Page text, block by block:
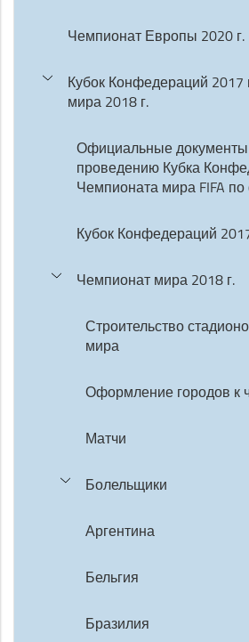
Чемпионат Европы 2020 г.
Кубок Конфедераций 2017
мира 2018 г.
Официальные документы
проведению Кубка
Чемпионата мира FIFA
Кубок Конфедераций
Чемпионат мира 2018 г.
Строительство
мира
Оформление городов к
Матчи
Болельщики
Аргентина
Бельгия
Бразилия